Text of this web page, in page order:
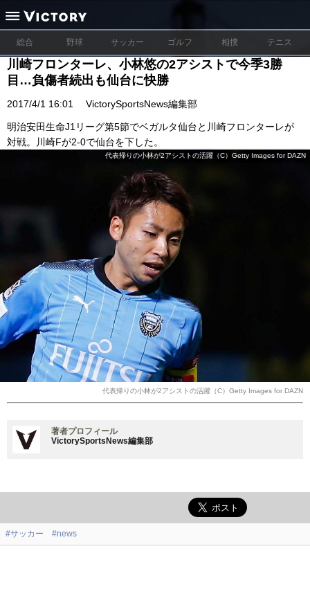
総合 野球 サッカー ゴルフ 相撲 テニス
川崎フロンターレ、小林悠の2アシストで今季3勝
目…負傷者続出も仙台に快勝
2017/4/1 16:01 VictorySportsNews編集部
明治安田生命J1リーグ第5節でベガルタ仙台と川崎フロンターレが
対戦。川崎Fが2-0で仙台を下した。
代表帰りの小林が2アシストの活躍（C）Getty Images for DAZN
代表帰りの小林が2アシストの活躍（C）Getty Images for DAZN
著者プロフィール
VictorySportsNews編集部
#サッカー #news